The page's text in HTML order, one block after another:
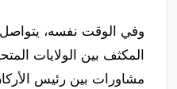
وفي الوقت نفسه،
المكثف بين الولايات
مشاورات بين رئيس